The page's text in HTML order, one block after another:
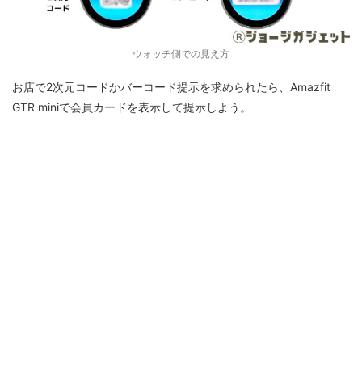
ウォッチ側での見え方
お店で2次元コードかバーコード提示を求められたら、Amazfit
GTR miniで会員カードを表示して提示しよう。